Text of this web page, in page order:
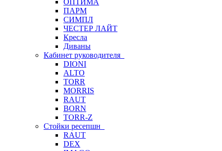
ОПТИМА
ПАРМ
СИМПЛ
ЧЕСТЕР ЛАЙТ
Кресла
Диваны
Кабинет руководителя
DIONI
ALTO
TORR
MORRIS
RAUT
BORN
TORR-Z
Стойки ресепшн
RAUT
DEX